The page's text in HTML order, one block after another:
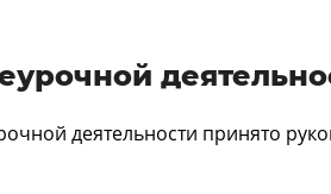
деятельности принято